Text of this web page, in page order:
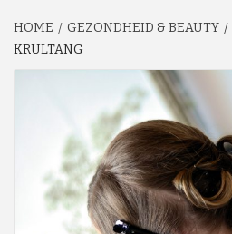
HOME GEZONDHEID & BEAUTY
KRULTANG